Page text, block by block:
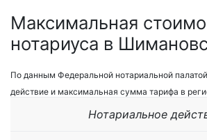
Максимальная
нотариуса в
По данным Федеральной нотариальной
действие и максимальная сумма тарифа в
Нотариальное